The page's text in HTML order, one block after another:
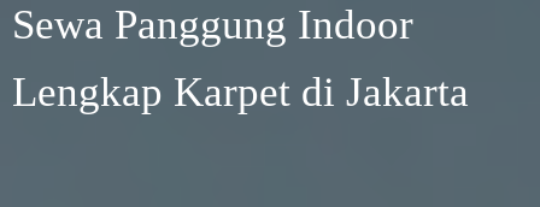
Sewa Panggung Indoor
Lengkap Karpet di Jakarta